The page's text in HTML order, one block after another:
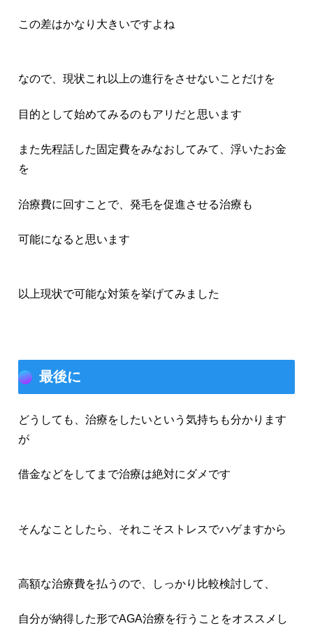
この差はかなり大きいですよね
なので、現状これ以上の進行をさせないことだけを
目的として始めてみるのもアリだと思います
また先程話した固定費をみなおしてみて、浮いたお金
を
治療費に回すことで、発毛を促進させる治療も
可能になると思います
以上現状で可能な対策を挙げてみました
最後に
どうしても、治療をしたいという気持ちも分かります
が
借金などをしてまで治療は絶対にダメです
そんなことしたら、それこそストレスでハゲますから
高額な治療費を払うので、しっかり比較検討して、
自分が納得した形でAGA治療を行うことをオススメし